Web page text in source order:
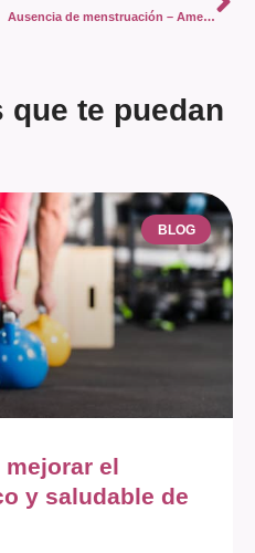
Ausencia de menstruación – Amenorrea
te puedan
BLOG
el
y saludable de